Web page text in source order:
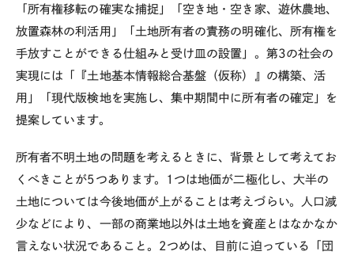
「所有権移転の確実な捕捉」「空き地・空き家、遊休農地、
放置森林の利活用」「土地所有者の責務の明確化、所有権を
手放すことができる仕組みと受け皿の設置」。第3の社会の
実現には「『土地基本情報総合基盤（仮称）』の構築、活
用」「現代版検地を実施し、集中期間中に所有者の確定」を
提案しています。
所有者不明土地の問題を考えるときに、背景として考えてお
くべきことが5つあります。1つは地価が二極化し、大半の
土地については今後地価が上がることは考えづらい。人口減
少などにより、一部の商業地以外は土地を資産とはなかなか
言えない状況であること。2つめは、目前に迫っている「団